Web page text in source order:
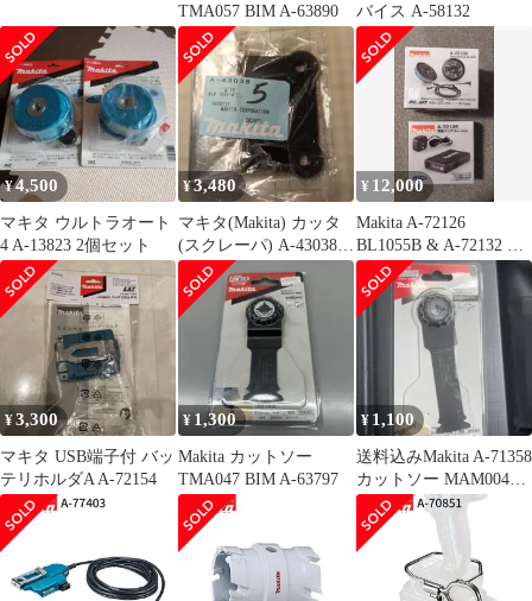
TMA057 BIM A-63890
バイス A-58132
¥4,500
マキタ ウルトラオート
4 A-13823 2個セット
¥3,480
マキタ(Makita) カッタ
(スクレーパ) A-43038 5
個セット
¥ 12,000
Makita A-72126
BL1055B & A-72132 セ
ット
¥3,300
マキタ USB端子付 バッ
テリホルダA A-72154
¥ 1,300
Makita カットソー
TMA047 BIM A-63797
¥ 1,100
送料込みMakita A-71358
カットソー MAM004
SK一枚